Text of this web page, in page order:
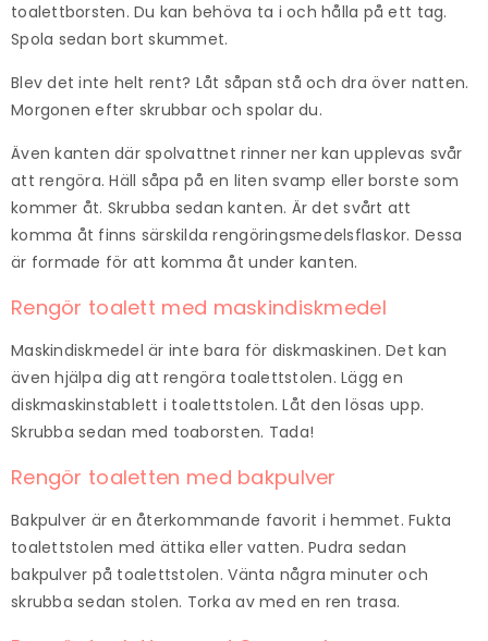
toalettborsten. Du kan behöva ta i och hålla på ett tag.
Spola sedan bort skummet.
Blev det inte helt rent? Låt såpan stå och dra över natten.
Morgonen efter skrubbar och spolar du.
Även kanten där spolvattnet rinner ner kan upplevas svår
att rengöra. Häll såpa på en liten svamp eller borste som
kommer åt. Skrubba sedan kanten. Är det svårt att
komma åt finns särskilda rengöringsmedelsflaskor. Dessa
är formade för att komma åt under kanten.
Rengör toalett med maskindiskmedel
Maskindiskmedel är inte bara för diskmaskinen. Det kan
även hjälpa dig att rengöra toalettstolen. Lägg en
diskmaskinstablett i toalettstolen. Låt den lösas upp.
Skrubba sedan med toaborsten. Tada!
Rengör toaletten med bakpulver
Bakpulver är en återkommande favorit i hemmet. Fukta
toalettstolen med ättika eller vatten. Pudra sedan
bakpulver på toalettstolen. Vänta några minuter och
skrubba sedan stolen. Torka av med en ren trasa.